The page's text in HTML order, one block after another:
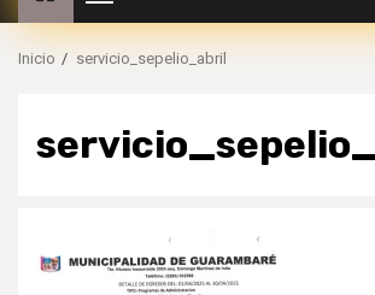
Inicio servicio_sepelio_abril